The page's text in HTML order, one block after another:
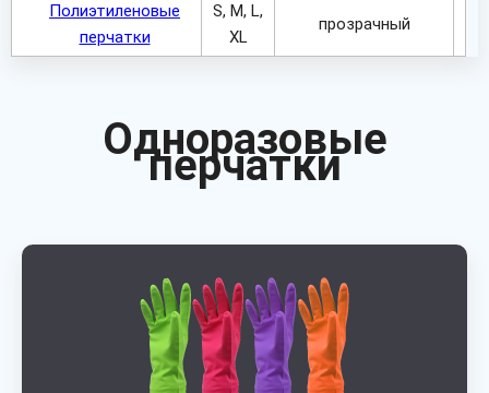
Полиэтиленовые
перчатки
S, M, L,
XL
прозрачный
Одноразовые
перчатки